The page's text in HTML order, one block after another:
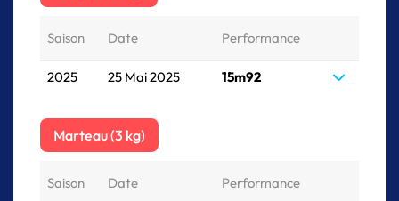
Saison Date Performance
2025 25 Mai 2025 15m92
Marteau (3 kg)
Saison Date Performance